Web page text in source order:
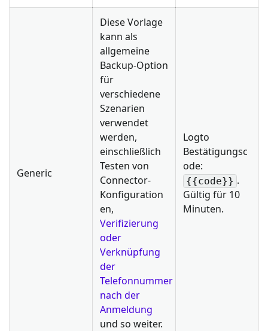
Generic
Diese Vorlage
kann als
allgemeine
Backup-Option
für
verschiedene
Szenarien
verwendet
werden,
einschließlich
Testen von
Connector-
Konfiguration
en,
Verifizierung
oder
Verknüpfung
der
Telefonnummer
nach der
Anmeldung
und so weiter.
Logto
Bestätigungsc
ode:
{{code}} .
Gültig für 10
Minuten.